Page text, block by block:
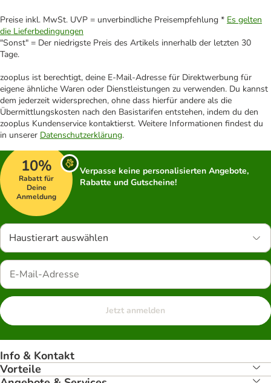
Preise inkl. MwSt. UVP = unverbindliche Preisempfehlung * Es gelten
die Lieferbedingungen
"Sonst" = Der niedrigste Preis des Artikels innerhalb der letzten 30
Tage.
zooplus ist berechtigt, deine E-Mail-Adresse für Direktwerbung für
eigene ähnliche Waren oder Dienstleistungen zu verwenden. Du kannst
dem jederzeit widersprechen, ohne dass hierfür andere als die
Übermittlungskosten nach den Basistarifen entstehen, indem du den
zooplus Kundenservice kontaktierst. Weitere Informationen findest du
in unserer Datenschutzerklärung.
10%
Rabatt für
Deine
Anmeldung
Verpasse keine personalisierten Angebote,
Rabatte und Gutscheine!
Haustierart auswählen
Jetzt anmelden
Info & Kontakt
Vorteile